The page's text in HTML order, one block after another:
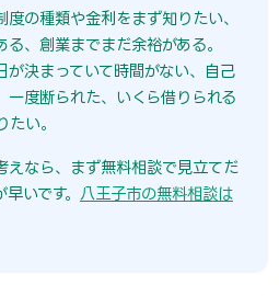
度の種類や金利をまず知りたい、
、創業までまだ余裕がある。
が決まっていて時間がない、自己
一度断られた、いくら借りられる
い。
えなら、まず無料相談で見立てだ
いです。 八王子市の無料相談は